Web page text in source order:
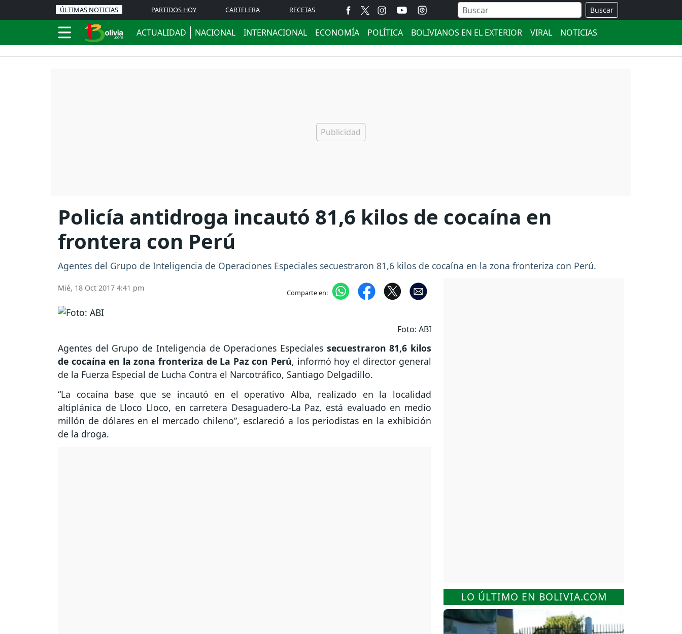
ÚLTIMAS NOTICIAS PARTIDOS HOY CARTELERA RECETAS Buscar
ACTUALIDAD NACIONAL INTERNACIONAL ECONOMÍA POLÍTICA BOLIVIANOS EN EL EXTERIOR VIRAL NOTICIAS
Policía antidroga incautó 81,6 kilos de cocaína en
frontera con Perú
Agentes del Grupo de Inteligencia de Operaciones Especiales secuestraron 81,6 kilos de cocaína en la zona fronteriza con Perú.
Mié, 18 Oct 2017 4:41 pm Comparte en:
Foto: ABI
Agentes del Grupo de Inteligencia de Operaciones Especiales secuestraron 81,6 kilos
de cocaína en la zona fronteriza de La Paz con Perú, informó hoy el director general
de la Fuerza Especial de Lucha Contra el Narcotráfico, Santiago Delgadillo.
“La cocaína base que se incautó en el operativo Alba, realizado en la localidad
altiplánica de Lloco Lloco, en carretera Desaguadero-La Paz, está evaluado en medio
millón de dólares en el mercado chileno”, esclareció a los periodistas en la exhibición
de la droga.
LO ÚLTIMO EN BOLIVIA.COM